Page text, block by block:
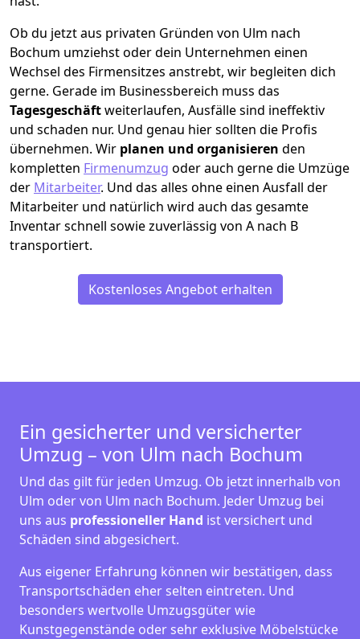
Ob du jetzt aus privaten Gründen von Ulm nach
Bochum umziehst oder dein Unternehmen einen
Wechsel des Firmensitzes anstrebt, wir begleiten dich
gerne. Gerade im Businessbereich muss das
Tagesgeschäftweiterlaufen, Ausfälle sind ineffektiv
und schaden nur. Und genau hier sollten die Profis
übernehmen. Wir planen und organisieren den
kompletten Firmenumzug oder auch gerne die Umzüge
der Mitarbeiter. Und das alles ohne einen Ausfall der
Mitarbeiter und natürlich wird auch das gesamte
Inventar schnell sowie zuverlässig von A nach B
transportiert.
Kostenloses Angebot erhalten
Ein gesicherter und versicherter
Umzug – von Ulm nach Bochum
Und das gilt für jeden Umzug. Ob jetzt innerhalb von
Ulm oder von Ulm nach Bochum. Jeder Umzug bei
uns aus professioneller Hand ist versichert und
Schäden sind abgesichert.
Aus eigener Erfahrung können wir bestätigen, dass
Transportschäden eher selten eintreten. Und
besonders wertvolle Umzugsgüter wie
Kunstgegenstände oder sehr exklusive Möbelstücke